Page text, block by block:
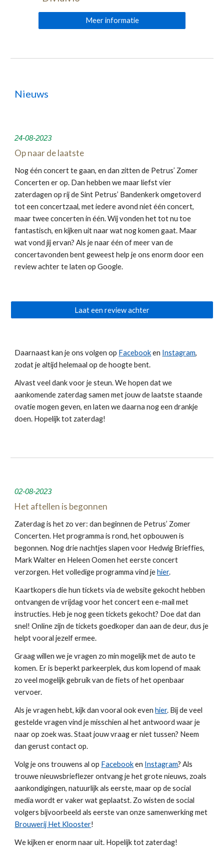
Meer informatie
Nieuws
24-08-2023
Op naar de laatste
Nog één concert te gaan, en dan zitten de Petrus’ Zomer
Concerten er op. Dan hebben we maar liefst vier
zaterdagen op rij de Sint Petrus’ Bandenkerk omgetoverd
tot een concertzaal, met iedere avond niet één concert,
maar twee concerten in één. Wij vonden het tot nu toe
fantastisch, en kijken uit naar wat nog komen gaat. Maar
wat vond jij ervan? Als je naar één of meer van de
concertavonden bent geweest help je ons enorm door een
review achter te laten op Google.
Laat een review achter
Daarnaast kan je ons volgenop Facebooken Instagram,
zodat je altijd helemaal op de hoogte bent.
Alvast veel dank voor je steun. We hopen dat we
aankomende zaterdag samen met jouw de laatste staande
ovatie mogen geven, en laten we daarna nog een drankje
doen. Hopelijk tot zaterdag!
02-08-2023
Het aftellen is begonnen
Zaterdag is het zo ver: dan beginnen de Petrus’ Zomer
Concerten. Het programma is rond, het opbouwen is
begonnen. Nog drie nachtjes slapen voor Hedwig Brieffies,
Mark Walter en Heleen Oomen het eerste concert
verzorgen. Het volledige programma vind jehier.
Kaartkopers die hun tickets via de website gekocht hebben
ontvangen de vrijdag voor het concert een e-mail met
instructies. Heb je nog geen tickets gekocht? Doe dat dan
snel! Online zijn de tickets goedkoper dan aan de deur, dus je
helpt vooral jezelf ermee.
Graag willen we je vragen zo min mogelijk met de auto te
komen. Er is beperkt parkeerplek, dus kom lopend of maak
zo veel mogelijk gebruik van de fiets of het openbaar
vervoer.
Als je vragen hebt, kijk dan vooral ook evenhier. Bij de veel
gestelde vragen vind je misschien al het antwoord waar je
naar op zoek was. Staat jouw vraag er niet tussen? Neem
dan gerust contact op.
Volg je ons trouwens al op Facebooken Instagram? Als
trouwe nieuwsbrieflezer ontvang je het grote nieuws, zoals
aankondigingen, natuurlijk als eerste, maar op de social
media wordt er vaker wat geplaatst. Zo wisten de social
volgers bijvoorbeeld als eerste van onze samenwerking met
Brouwerij Het Klooster!
We kijken er enorm naar uit. Hopelijk tot zaterdag!